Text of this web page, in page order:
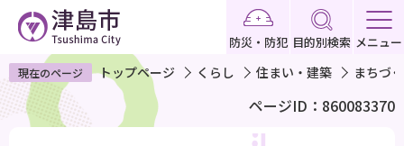
ペ
ー
ジ
防災・防犯 目的別検索 メニュー
現在のページ トップページ くらし 住まい・建築 まちづ
ページID：860083370